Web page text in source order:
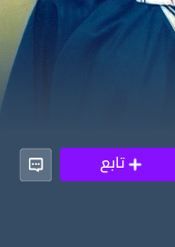
تابع